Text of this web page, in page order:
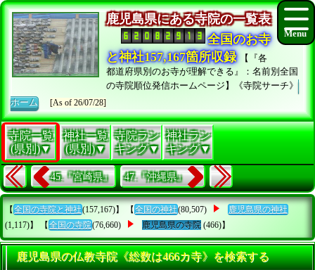
鹿児島県にある寺院の一覧表
全国のお寺
と神社157,167箇所収録
【『各
都道府県別のお寺が理解できる』：名前別全国
の寺院順位発信ホームページ】《寺院サーチ》
ホーム
[As of 26/07/28]
寺院一覧
(県別)▼
神社一覧
(県別)▼
寺院ラン
キング▼
神社ラン
キング▼
45.『宮崎県』 47.『沖縄県』
【 全国の寺院と神社(157,167)】 【 全国の神社(80,507)
鹿児島県の神社
(1,117)】 【 全国の寺院(76,660) 鹿児島県の寺院 (466)】
鹿児島県の仏教寺院《総数は466カ寺》を検索する